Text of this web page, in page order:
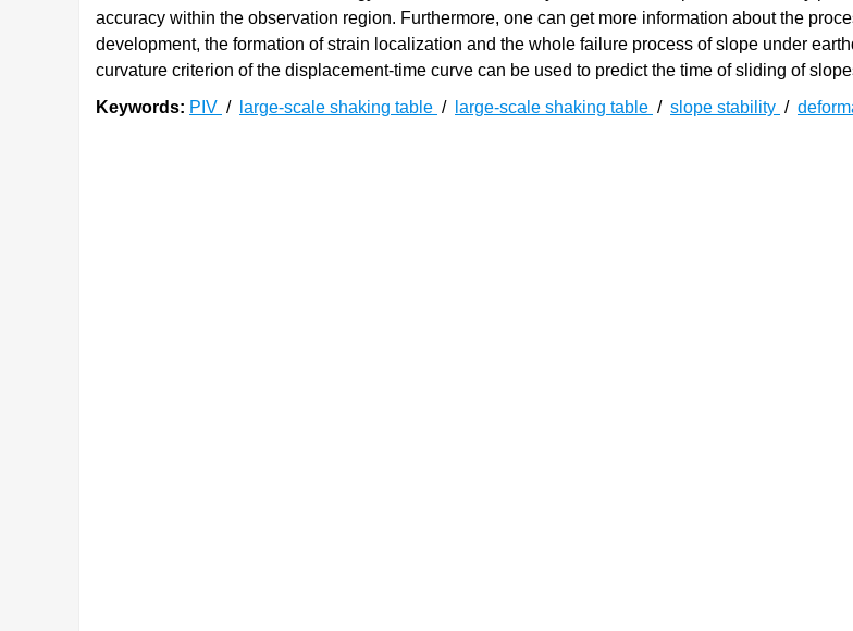
accuracy within the observation region. Furthermore, one can get more information about the
development, the formation of strain localization and the whole failure process of slope under
curvature criterion of the displacement-time curve can be used to predict the time of sliding of
Keywords: PIV / large-scale shaking table / large-scale shaking table / slope stability /